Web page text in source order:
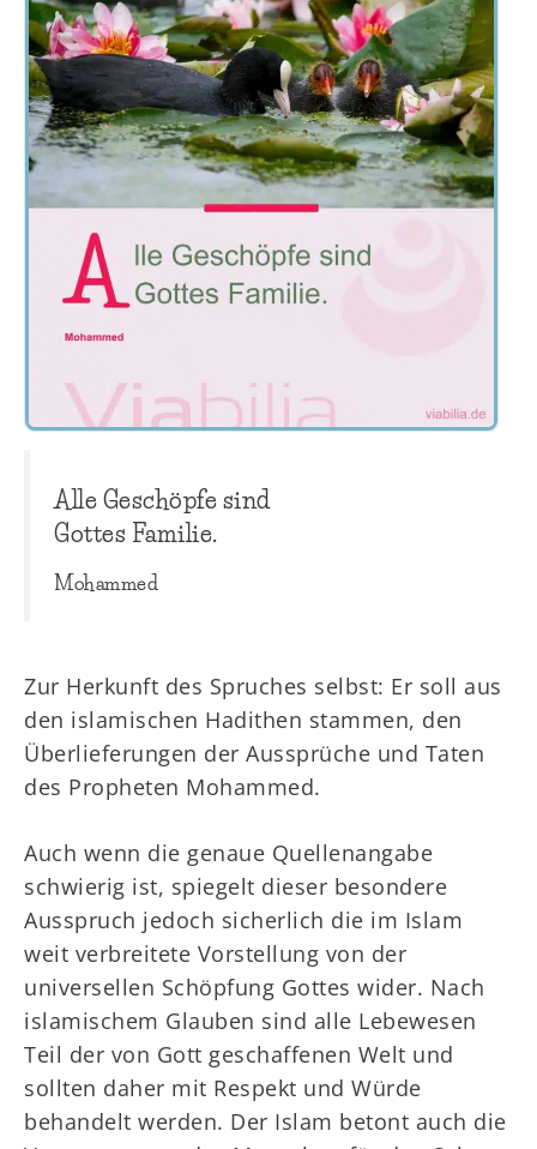
Alle Geschöpfe sind
Gottes Familie.
Mohammed
Zur Herkunft des Spruches selbst: Er soll aus
den islamischen Hadithen stammen, den
Überlieferungen der Aussprüche und Taten
des Propheten Mohammed.
Auch wenn die genaue Quellenangabe
schwierig ist, spiegelt dieser besondere
Ausspruch jedoch sicherlich die im Islam
weit verbreitete Vorstellung von der
universellen Schöpfung Gottes wider. Nach
islamischem Glauben sind alle Lebewesen
Teil der von Gott geschaffenen Welt und
sollten daher mit Respekt und Würde
behandelt werden. Der Islam betont auch die